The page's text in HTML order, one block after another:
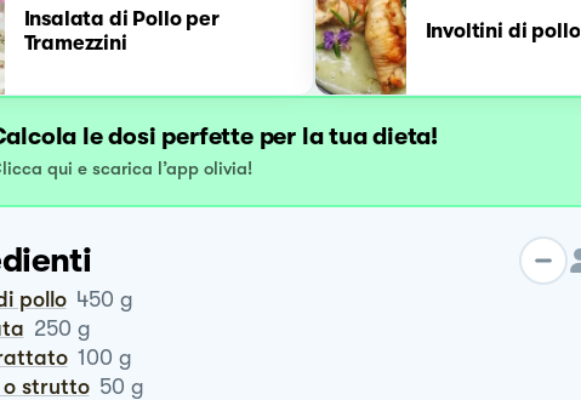
Insalata di Pollo per
Tramezzini
Involtini di pollo
le dosi perfette per la tua dieta!
qui e scarica l’app olivia!
pollo 450 g
250 g
100 g
o strutto 50 g